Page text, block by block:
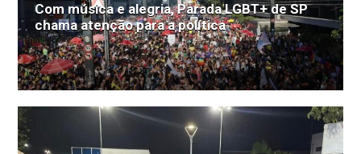
Com música e alegria, Parada LGBT+ de SP
chama atenção para a política